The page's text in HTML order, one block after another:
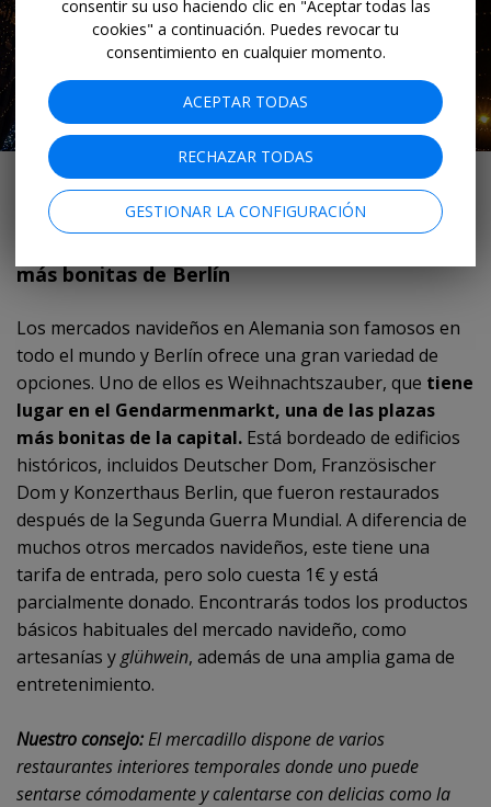
Mercadillo navideño en Budapest
más bonitas de Berlín
Los mercados navideños en Alemania son famosos en
todo el mundo y Berlín ofrece una gran variedad de
opciones. Uno de ellos es Weihnachtszauber, que tiene
lugar en el Gendarmenmarkt, una de las plazas
más bonitas de la capital. Está bordeado de edificios
históricos, incluidos Deutscher Dom, Französischer
Dom y Konzerthaus Berlin, que fueron restaurados
después de la Segunda Guerra Mundial. A diferencia de
muchos otros mercados navideños, este tiene una
tarifa de entrada, pero solo cuesta 1€ y está
parcialmente donado. Encontrarás todos los productos
básicos habituales del mercado navideño, como
artesanías y glühwein, además de una amplia gama de
entretenimiento.
Nuestro consejo:El mercadillo dispone de varios
restaurantes interiores temporales donde uno puede
sentarse cómodamente y calentarse con delicias como la
consentir su uso haciendo clic en "Aceptar todas las
cookies" a continuación. Puedes revocar tu
consentimiento en cualquier momento.
ACEPTAR TODAS
RECHAZAR TODAS
GESTIONAR LA CONFIGURACIÓN